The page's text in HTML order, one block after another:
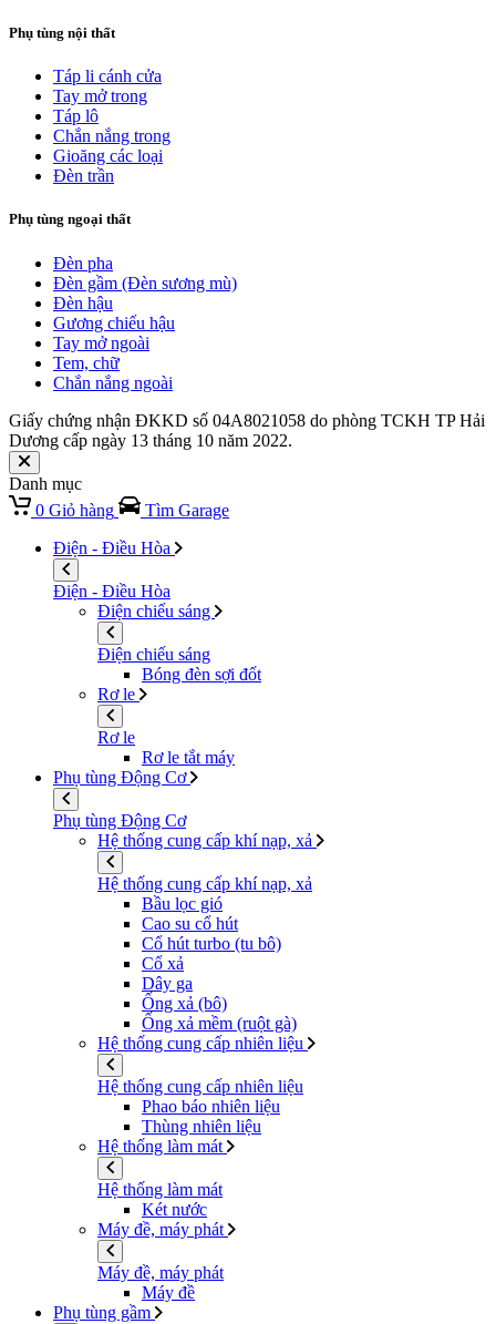
Phụ tùng nội thất
Táp li cánh cửa
Tay mở trong
Táp lô
Chắn nắng trong
Gioăng các loại
Đèn trần
Phụ tùng ngoại thất
Đèn pha
Đèn gầm (Đèn sương mù)
Đèn hậu
Gương chiếu hậu
Tay mở ngoài
Tem, chữ
Chắn nắng ngoài
Giấy chứng nhận ĐKKD số 04A8021058 do phòng TCKH TP Hải
Dương cấp ngày 13 tháng 10 năm 2022.
Danh mục
0 Giỏ hàng
Tìm Garage
Điện - Điều Hòa
Điện - Điều Hòa
Điện chiếu sáng
Điện chiếu sáng
Bóng đèn sợi đốt
Rơ le
Rơ le
Rơ le tắt máy
Phụ tùng Động Cơ
Phụ tùng Động Cơ
Hệ thống cung cấp khí nạp, xả
Hệ thống cung cấp khí nạp, xả
Bầu lọc gió
Cao su cổ hút
Cổ hút turbo (tu bô)
Cổ xả
Dây ga
Ống xả (bô)
Ống xả mềm (ruột gà)
Hệ thống cung cấp nhiên liệu
Hệ thống cung cấp nhiên liệu
Phao báo nhiên liệu
Thùng nhiên liệu
Hệ thống làm mát
Hệ thống làm mát
Két nước
Máy đề, máy phát
Máy đề, máy phát
Máy đề
Phụ tùng gầm